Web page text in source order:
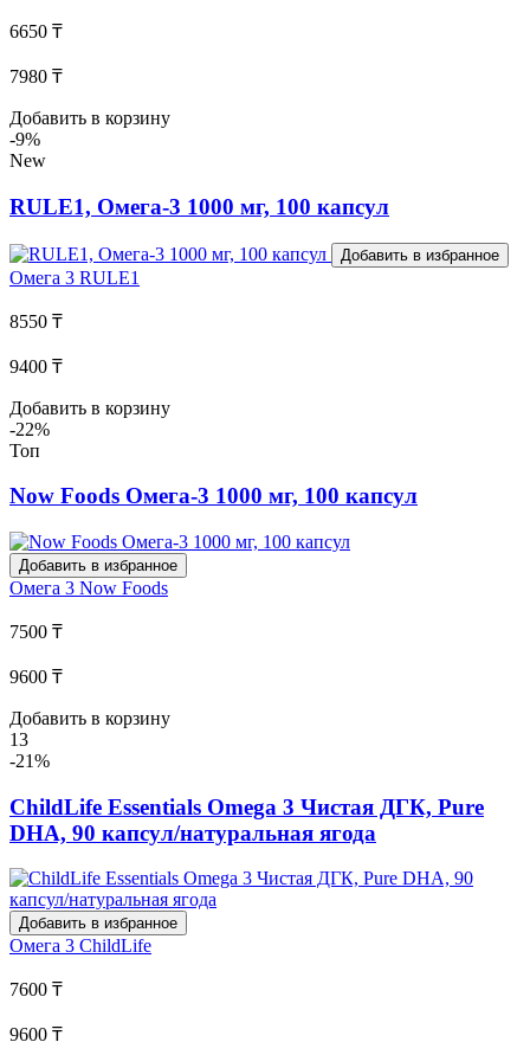
6650 ₸
7980 ₸
Добавить в корзину
-9%
New
RULE1, Омега-3 1000 мг, 100 капсул
Добавить в избранное
Омега 3 RULE1
8550 ₸
9400 ₸
Добавить в корзину
-22%
Топ
Now Foods Омега-3 1000 мг, 100 капсул
Добавить в избранное
Омега 3 Now Foods
7500 ₸
9600 ₸
Добавить в корзину
13
-21%
ChildLife Essentials Omega 3 Чистая ДГК, Pure
DHA, 90 капсул/натуральная ягода
Добавить в избранное
Омега 3 ChildLife
7600 ₸
9600 ₸